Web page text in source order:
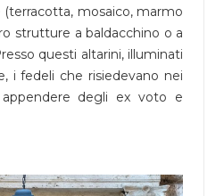
mosaico, marmo
strutture a baldacchino o a
questi altarini, illuminati
i fedeli che risiedevano nei
degli ex voto e